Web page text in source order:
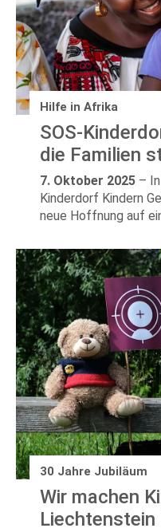
Hilfe in Afrika
SOS-
die Familien
7. Oktober 2025 –
Kinderdorf Kindern
neue Hoffnung auf
30 Jahre Jubiläum
Wir machen
Liechtenstein